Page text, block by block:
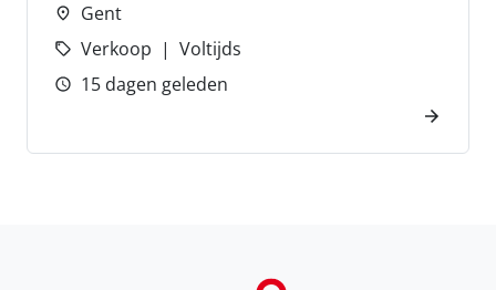
Gent
Verkoop
Voltijds
15 dagen geleden